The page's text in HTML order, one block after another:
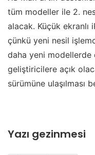
tüm modeller ile 2.
alacak. Küçük ekranlı
çünkü yeni nesil
daha yeni modellerde
geliştiricilere açık
sürümüne ulaşılması
Yazı gezinmesi